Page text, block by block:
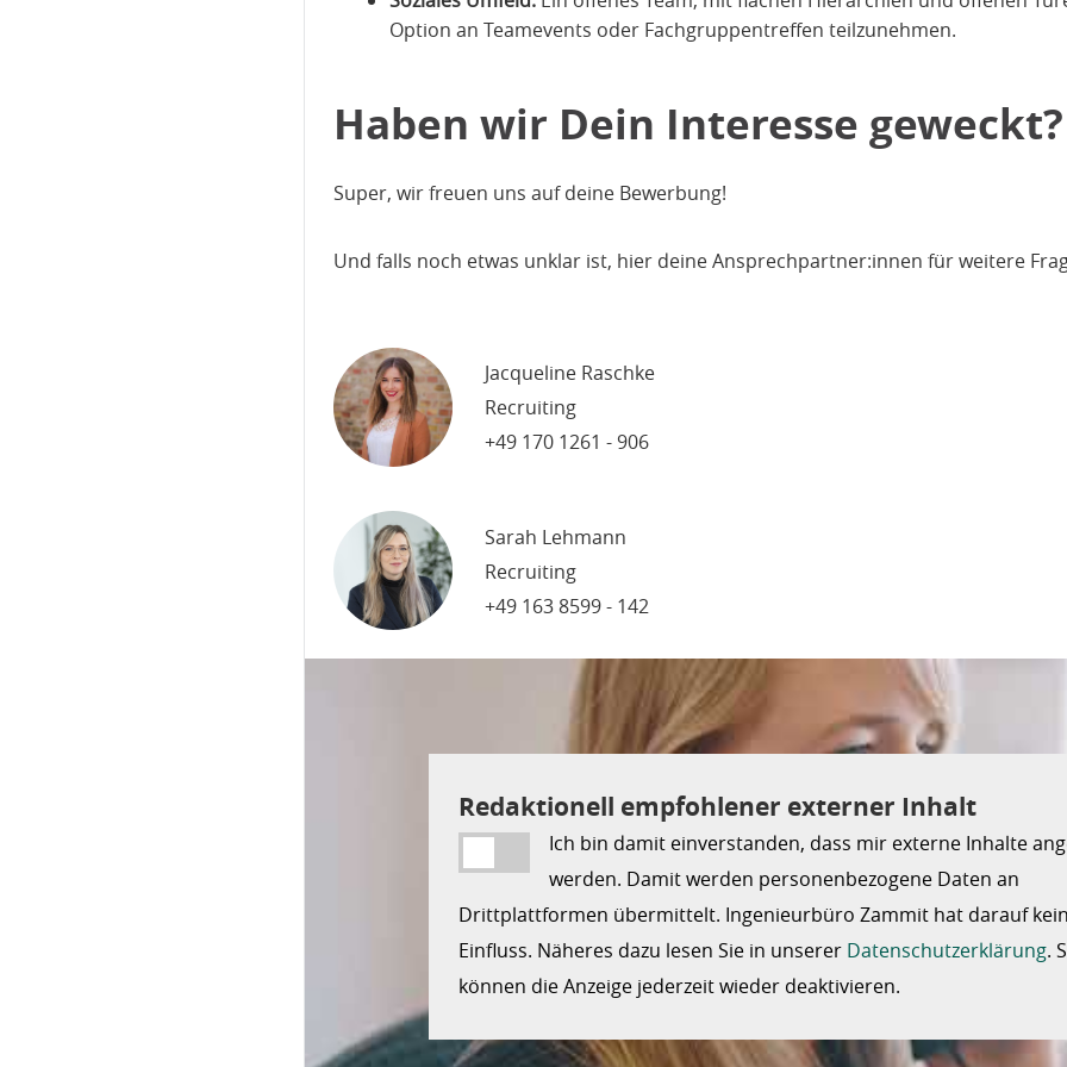
Option an Teamevents oder Fachgruppentreffen teilzunehmen.
Haben wir Dein Interesse geweckt?
Super, wir freuen uns auf deine Bewerbung!
Und falls noch etwas unklar ist, hier deine Ansprechpartner:innen für weitere
Jacqueline Raschke
Recruiting
+49 170 1261 - 906
Sarah Lehmann
Recruiting
+49 163 8599 - 142
Redaktionell empfohlener externer Inhalt
Ich bin damit einverstanden, dass mir externe Inhalte
werden. Damit werden personenbezogene Daten an
Drittplattformen übermittelt. Ingenieurbüro Zammit hat darauf
Einfluss. Näheres dazu lesen Sie in unserer Datenschutzerklärung.
können die Anzeige jederzeit wieder deaktivieren.